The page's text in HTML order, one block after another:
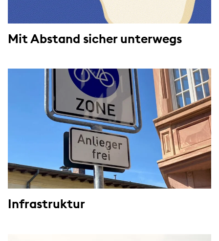
Mit Abstand sicher unterwegs
Infrastruktur